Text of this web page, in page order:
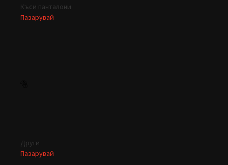
Къси панталони
Пазарувай
Други
Пазарувай